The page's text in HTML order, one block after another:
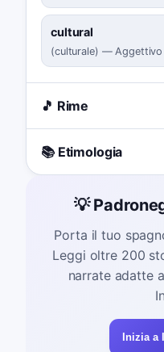
cultural
(culturale) — Aggettivo
🎵 Rime
📚 Etimologia
💡
Porta il tuo
Leggi oltre 200
narrate adatte
Inizia a